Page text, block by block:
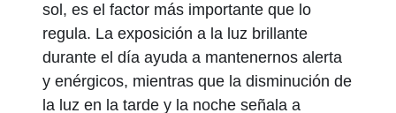
sol, es el factor más importante que lo
regula. La exposición a la luz brillante
durante el día ayuda a mantenernos alerta
y enérgicos, mientras que la disminución de
la luz en la tarde y la noche señala a